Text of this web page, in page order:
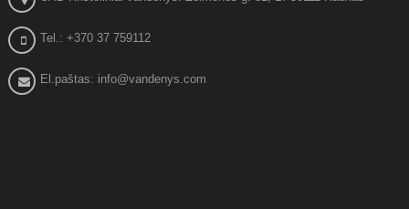
Tel.: +370 37 759112
El.paštas: info@vandenys.com